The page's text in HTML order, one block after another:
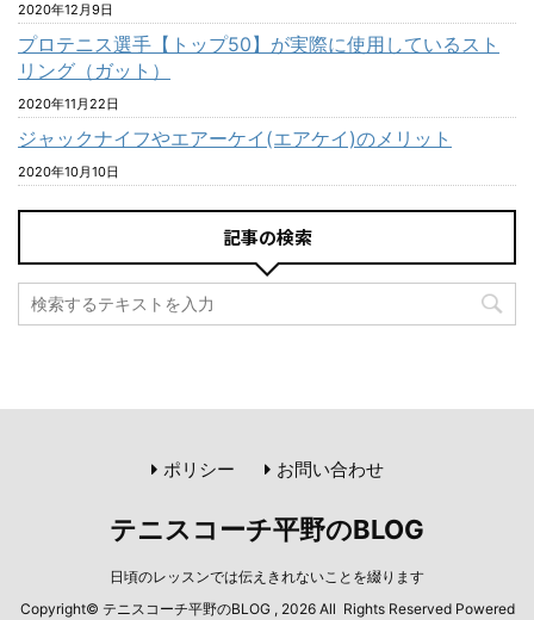
2020年12月9日
プロテニス選手【トップ50】が実際に使用しているスト
リング（ガット）
2020年11月22日
ジャックナイフやエアーケイ(エアケイ)のメリット
2020年10月10日
記事の検索
ポリシー お問い合わせ
テニスコーチ平野のBLOG
日頃のレッスンでは伝えきれないことを綴ります
Copyright© テニスコーチ平野のBLOG , 2026 All Rights Reserved Powered